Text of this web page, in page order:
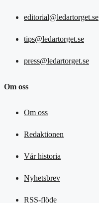
editorial@ledartorget.se
tips@ledartorget.se
press@ledartorget.se
Om oss
Om oss
Redaktionen
Vår historia
Nyhetsbrev
RSS-flöde